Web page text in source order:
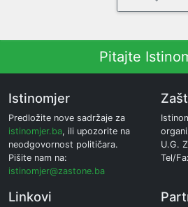
Pitajte
Istinomjer
Predložite nove sadržaje za
istinomjer.ba, ili upozorite na
neodgovornost političara.
Pišite nam na:
istinomjer@zastone.ba
U.G.
Tel/
Linkovi